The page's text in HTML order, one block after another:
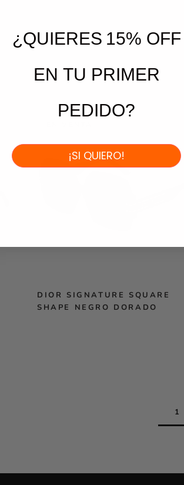
DIOR 30 MONTAIGNE S7U
DIOR SIGNATURE SQUARE
SHAPE NEGRO DORADO
1
¿QUIERES 15% OFF
EN TU PRIMER
PEDIDO?
¡SI QUIERO!